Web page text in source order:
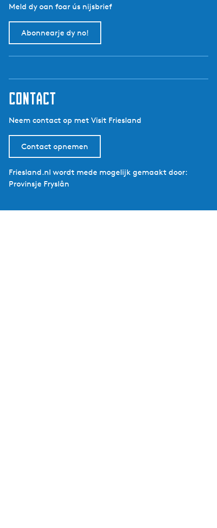
Meld dy oan foar ús nijsbrief
Abonnearje dy no!
contact
Neem contact op met Visit Friesland
Contact opnemen
Friesland.nl wordt mede mogelijk gemaakt door:
Provinsje Fryslân